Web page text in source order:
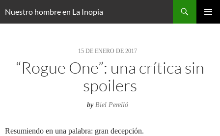
Nuestro hombre en La Inopia
15 DE ENERO DE 2017
“Rogue One”: una crítica sin
spoilers
by Biel Perelló
Resumiendo en una palabra: gran decepción.